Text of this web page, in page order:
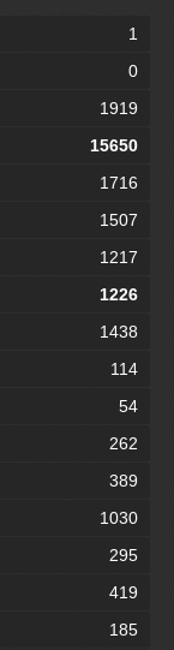
1
0
1919
15650
1716
1507
1217
1226
1438
114
54
262
389
1030
295
419
185